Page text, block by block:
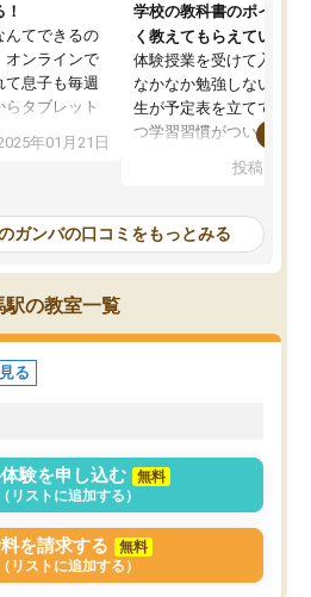
んてできるの
オンラインで
て息子も毎週
タブレット
うになりまし
もとても気
平均点以上の
あと1年受験ま
室を使用しな
います！
年01月21日
学校の教科書のポイント
く教えてもらえている
体験授業を受けて入塾し
なかなか勉強しない息子
生が予定表を立ててくれ
つ学習習慣がついてきま
指導が無い日も予定表
問できるのでとても助か
投稿日：
ガンバの口コミをもっとみる
駅の教室一覧
る
験を申し込む
無料
（リストに追加する）
を請求する
無料
（リストに追加する）